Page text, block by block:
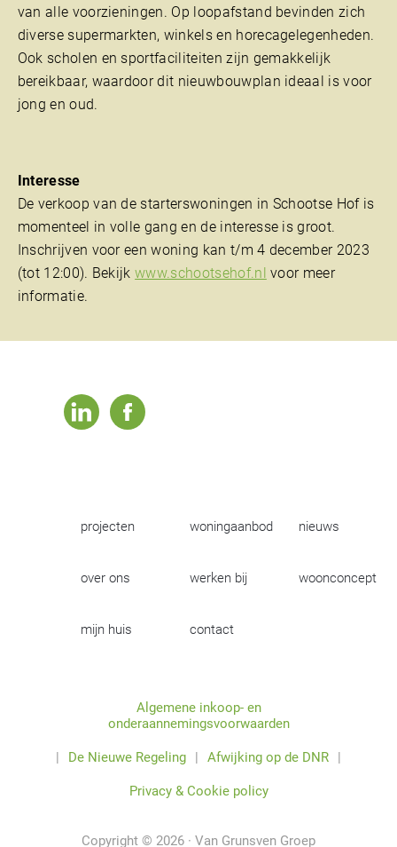
van alle voorzieningen. Op loopafstand bevinden zich
diverse supermarkten, winkels en horecagelegenheden.
Ook scholen en sportfaciliteiten zijn gemakkelijk
bereikbaar, waardoor dit nieuwbouwplan ideaal is voor
jong en oud.
Interesse
De verkoop van de starterswoningen in Schootse Hof is
momenteel in volle gang en de interesse is groot.
Inschrijven voor een woning kan t/m 4 december 2023
(tot 12:00). Bekijkwww.schootsehof.nl voor meer
informatie.
linkedinfacebook
projecten woningaanbod nieuws
over ons werken bij woonconcept
mijn huis contact
Algemene inkoop- en
onderaannemingsvoorwaarden
| De Nieuwe Regeling | Afwijking op de DNR |
Privacy & Cookie policy
Copyright © 2026 · Van Grunsven Groep